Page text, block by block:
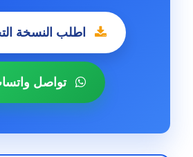
اطلب النسخة
تواصل